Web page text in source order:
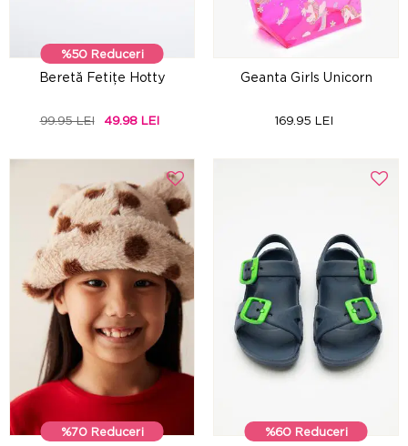
%50 Reduceri
Beretă Fetițe Hotty
99.95 LEI 49.98 LEI
Geanta Girls Unicorn
169.95 LEI
%70 Reduceri %60 Reduceri